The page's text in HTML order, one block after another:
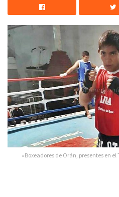
»Boxeadores de Orán, presentes en